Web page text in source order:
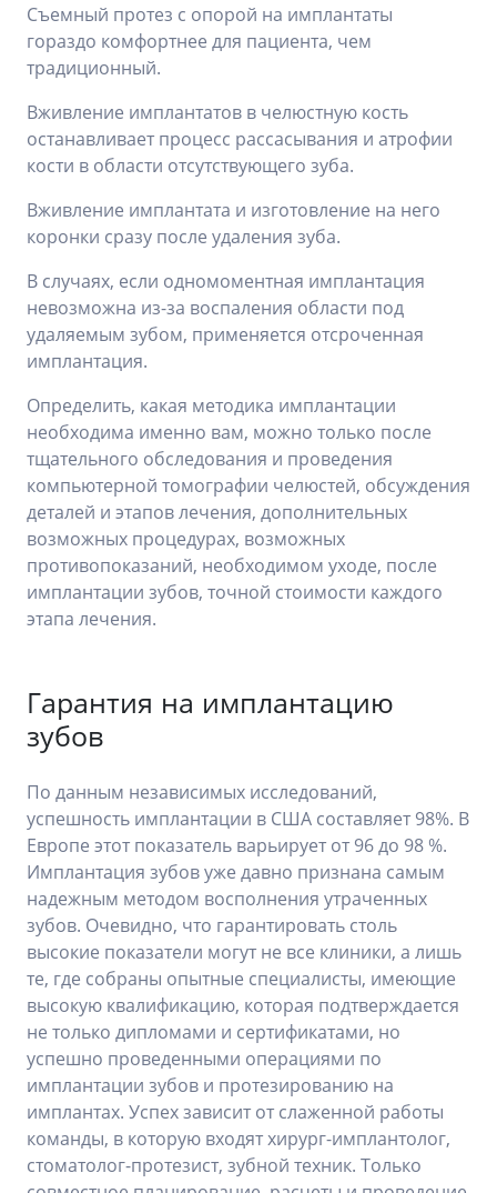
Съемный протез с опорой на имплантаты
гораздо комфортнее для пациента, чем
традиционный.
Вживление имплантатов в челюстную кость
останавливает процесс рассасывания и атрофии
кости в области отсутствующего зуба.
Вживление имплантата и изготовление на него
коронки сразу после удаления зуба.
В случаях, если одномоментная имплантация
невозможна из-за воспаления области под
удаляемым зубом, применяется отсроченная
имплантация.
Определить, какая методика имплантации
необходима именно вам, можно только после
тщательного обследования и проведения
компьютерной томографии челюстей, обсуждения
деталей и этапов лечения, дополнительных
возможных процедурах, возможных
противопоказаний, необходимом уходе, после
имплантации зубов, точной стоимости каждого
этапа лечения.
Гарантия на имплантацию
зубов
По данным независимых исследований,
успешность имплантации в США составляет 98%. В
Европе этот показатель варьирует от 96 до 98 %.
Имплантация зубов уже давно признана самым
надежным методом восполнения утраченных
зубов. Очевидно, что гарантировать столь
высокие показатели могут не все клиники, а лишь
те, где собраны опытные специалисты, имеющие
высокую квалификацию, которая подтверждается
не только дипломами и сертификатами, но
успешно проведенными операциями по
имплантации зубов и протезированию на
имплантах. Успех зависит от слаженной работы
команды, в которую входят хирург-имплантолог,
стоматолог-протезист, зубной техник. Только